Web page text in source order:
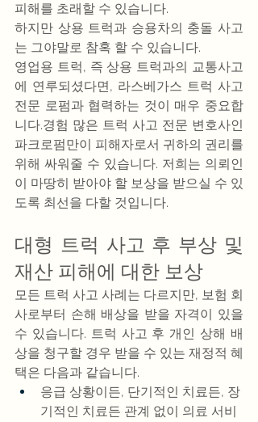
피해를 초래할 수 있습니다.
하지만 상용 트럭과 승용차의 충돌 사고
는 그야말로 참혹 할 수 있습니다.
영업용 트럭, 즉 상용 트럭과의 교통사고
에 연루되셨다면, 라스베가스 트럭 사고
전문 로펌과 협력하는 것이 매우 중요합
니다.경험 많은 트럭 사고 전문 변호사인
파크로펌만이 피해자로서 귀하의 권리를
위해 싸워줄 수 있습니다. 저희는 의뢰인
이 마땅히 받아야 할 보상을 ​​받으실 수 있
도록 최선을 다할 것입니다.
대형 트럭 사고 후 부상 및
재산 피해에 대한 보상
모든 트럭 사고 사례는 다르지만, 보험 회
사로부터 손해 배상을 받을 자격이 있을
수 있습니다. 트럭 사고 후 개인 상해 배
상을 청구할 경우 받을 수 있는 재정적 혜
택은 다음과 같습니다.
응급 상황이든, 단기적인 치료든, 장
기적인 치료든 관계 없이 의료 서비